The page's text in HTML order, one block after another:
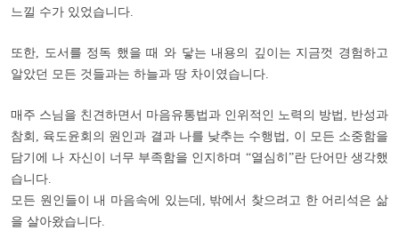
느낄 수가 있었습니다.
또한, 도서를 정독 했을 때 와 닿는 내용의 깊이는 지금껏 경험하고
알았던 모든 것들과는 하늘과 땅 차이였습니다.
매주 스님을 친견하면서 마음유통법과 인위적인 노력의 방법 , 반성과
참회 , 육도윤회의 원인과 결과 나를 낮추는 수행법 , 이 모든 소중함을
담기에 나 자신이 너무 부족함을 인지하며 “열심히”란 단어만 생각했
습니다.
모든 원인들이 내 마음속에 있는데 , 밖에서 찾으려고 한 어리석은 삶
을 살아왔습니다.